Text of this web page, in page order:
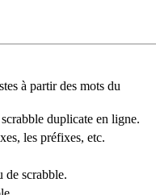
à partir des mots du
duplicate en ligne.
les préfixes, etc.
de scrabble.